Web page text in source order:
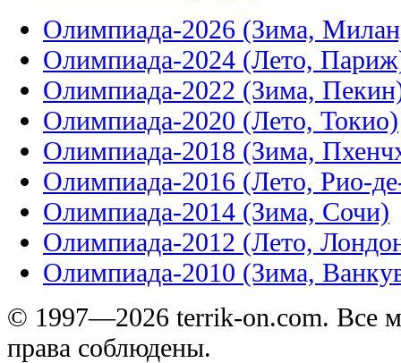
Олимпиада-2026 (Зима,
Олимпиада-2024 (Лето,
Олимпиада-2022 (Зима,
Олимпиада-2020 (Лето, Токио)
Олимпиада-2018 (Зима,
Олимпиада-2016 (Лето, Рио-
Олимпиада-2014 (Зима, Сочи)
Олимпиада-2012 (Лето,
Олимпиада-2010 (Зима,
© 1997—2026 terrik-on.com. Все
права соблюдены.